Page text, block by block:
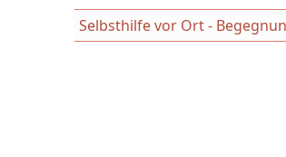
Selbsthilfe vor Ort -